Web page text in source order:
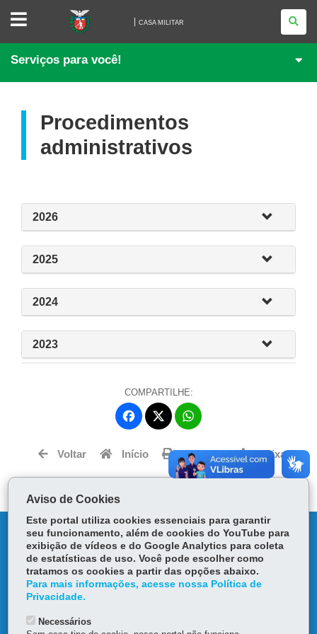
MILITAR
CASA MILITAR
Serviços para você!
Procedimentos
administrativos
2026
2025
2024
2023
COMPARTILHE:
Fa
ce
bo
itt
er
ts
Ap
Voltar Início Imprimir Baixar
MAPA DO SITE
DENUNCIE CORRUPÇÃO
OUVIDORIA
TRANSPARÊNCIA INSTITUCIONAL
Aviso de Cookies
Este portal utiliza cookies essenciais para garantir
seu funcionamento, além de cookies do YouTube para
exibição de vídeos e do Google Analytics para coleta
de estatísticas de uso. Você pode escolher como
tratamos os cookies a partir das opções abaixo.
Para mais informações, acesse nossa Política de
Privacidade.
Necessários